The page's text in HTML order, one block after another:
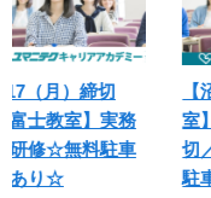
8/17（月）締切
【富士教室】実務
者研修☆無料駐車
場あり☆